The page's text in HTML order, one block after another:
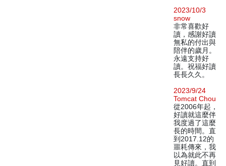
2023/10/3
snow
非常喜歡好
讀，感謝好讀
無私的付出與
陪伴的歲月。
永遠支持好
讀。祝福好讀
長長久久。
2023/9/24
Tomcat Chou
從2006年起，
好讀就這麼伴
我度過了這麼
長的時間。直
到2017.12的
噩耗傳來，我
以為就此不再
見好讀。直到